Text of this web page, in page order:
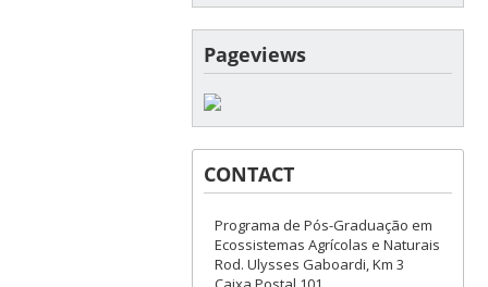
Pageviews
CONTACT
Programa de Pós-Graduação em
Ecossistemas Agrícolas e Naturais
Rod. Ulysses Gaboardi, Km 3